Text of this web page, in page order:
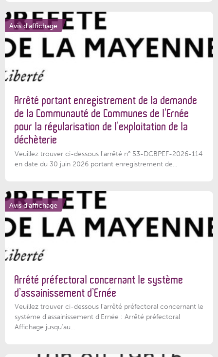
Avis d'affichage
Arrêté portant enregistrement de la demande
de la Communauté de Communes de l’Ernée
pour la régularisation de l’exploitation de la
déchèterie
Veuillez trouver ci-dessous l'arrêté n° 53-DCBPEF-2026-114
en date du 30 juin 2026 portant enregistrement de...
Avis d'affichage
Arrêté préfectoral concernant le système
d’assainissement d’Ernée
Veuillez trouver ci-dessous l’arrêté préfectoral concernant le
système d'assainissement d'Ernée : Arrêté préfectoral
Affichage jusqu'au...